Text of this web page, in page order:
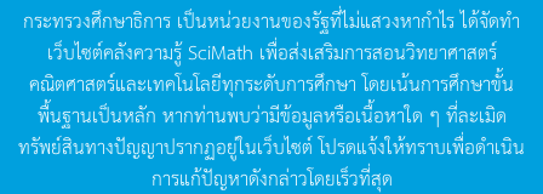
กระทรวงศึกษาธิการ เป็นหน่วยงานของรัฐที่ไม่แสวงหากำไรได้จัดทำ
เว็บไซต์คลังความรู้SciMath เพื่อส่งเสริมการสอนวิทยาศาสตร์
คณิตศาสตร์และเทคโนโลยีทุกระดับการศึกษา โดยเน้นการศึกษาขั้น
พื้นฐานเป็นหลัก หากท่านพบว่ามีข้อมูลหรือเนื้อหาใด ๆ ที่ละเมิด
ทรัพย์สินทางปัญญาปรากฏอยู่ในเว็บไซต์โปรดแจ้งให้ทราบเพื่อดำเนิน
การแก้ปัญหาดังกล่าวโดยเร็วที่สุด